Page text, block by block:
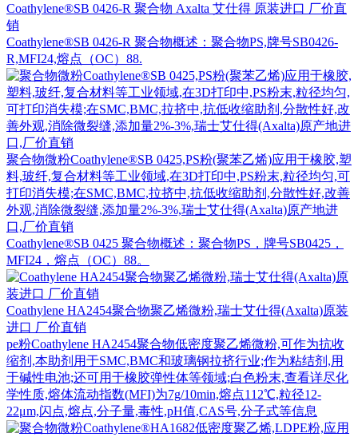
Coathylene®SB 0426-R 聚合物 Axalta 艾仕得 原装进口 厂价直
销
Coathylene®SB 0426-R 聚合物概述：聚合物PS,牌号SB0426-
R,MFI24,熔点（OC）88.
聚合物微粉Coathylene®SB 0425,PS粉(聚苯乙烯)应用于橡胶,塑
料,玻纤,复合材料等工业领域,在3D打印中,PS粉末,粒径均匀,可
打印消失模;在SMC,BMC,拉挤中,抗低收缩助剂,分散性好,改善
外观,消除微裂缝,添加量2%-3%,瑞士艾仕得(Axalta)原产地进
口,厂价直销
Coathylene®SB 0425 聚合物概述：聚合物PS，牌号SB0425，
MFI24，熔点（OC）88。
Coathylene HA2454聚合物聚乙烯微粉,瑞士艾仕得(Axalta)原装
进口 厂价直销
pe粉Coathylene HA2454聚合物低密度聚乙烯微粉,可作为抗收
缩剂,本助剂用于SMC,BMC和玻璃钢拉挤行业;作为粘结剂,用
于碱性电池;还可用于橡胶弹性体等领域;白色粉末,查看详尽化
学性质,熔体流动指数(MFI)为7g/10min,熔点112℃,粒径12-
22μm,闪点,熔点,分子量,毒性,pH值,CAS号,分子式等信息